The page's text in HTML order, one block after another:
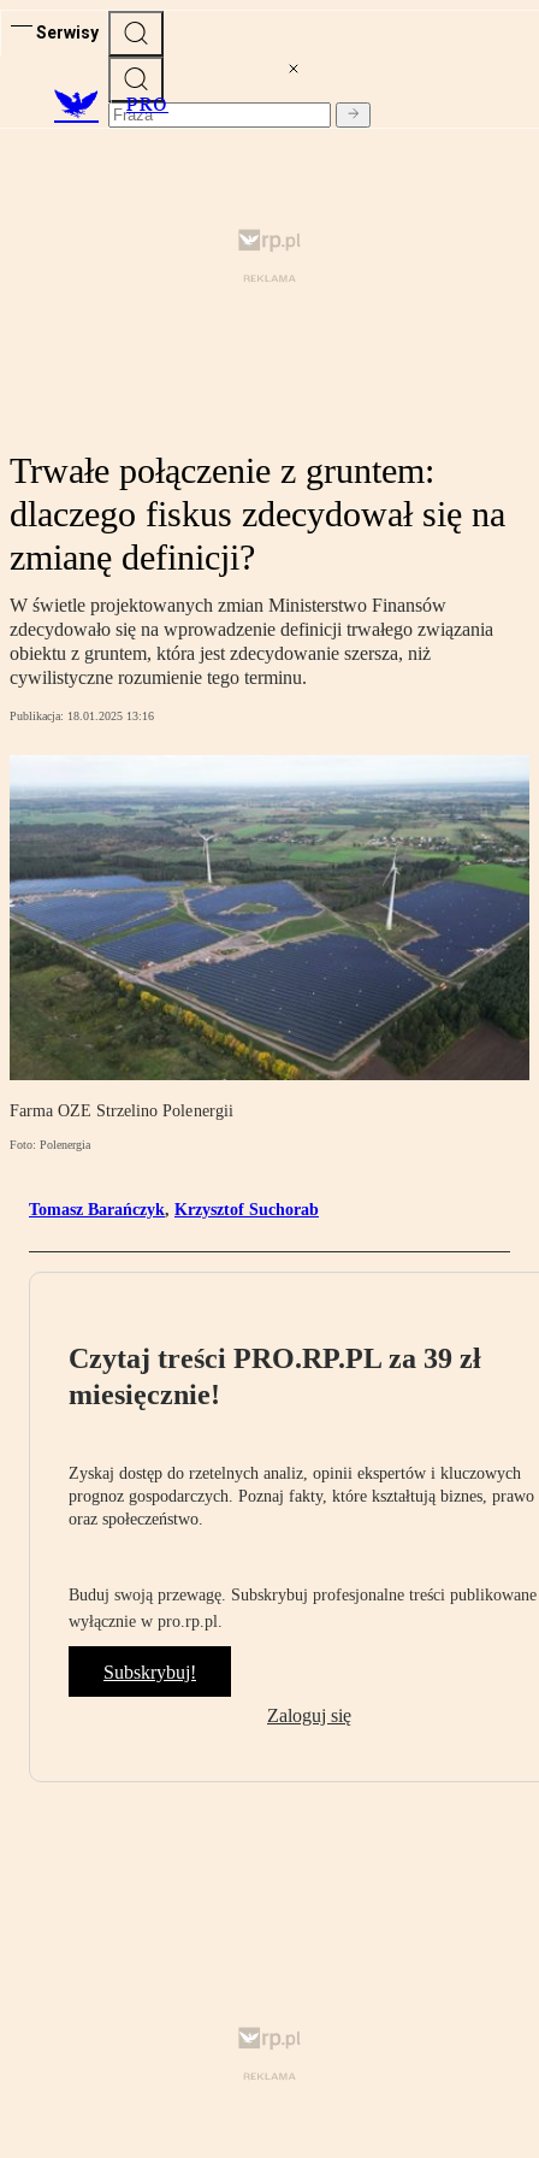
Serwisy
PRO
Trwałe połączenie z gruntem:
dlaczego fiskus zdecydował się na
zmianę definicji?
W świetle projektowanych zmian Ministerstwo Finansów
zdecydowało się na wprowadzenie definicji trwałego związania
obiektu z gruntem, która jest zdecydowanie szersza, niż
cywilistyczne rozumienie tego terminu.
Publikacja: 18.01.2025 13:16
Farma OZE Strzelino Polenergii
Foto: Polenergia
Tomasz Barańczyk, Krzysztof Suchorab
Czytaj treści PRO.RP.PL za 39 zł
miesięcznie!
Zyskaj dostęp do rzetelnych analiz, opinii ekspertów i kluczowych
prognoz gospodarczych. Poznaj fakty, które kształtują biznes, prawo
oraz społeczeństwo.
Buduj swoją przewagę. Subskrybuj profesjonalne treści publikowane
wyłącznie w pro.rp.pl.
Subskrybuj!
Zaloguj się